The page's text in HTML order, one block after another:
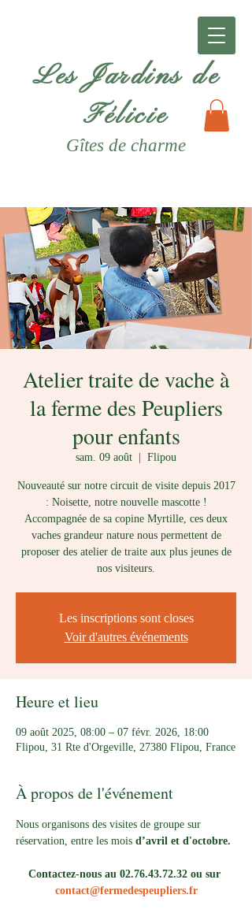
Les Jardins de
Félicie
Gîtes de charme
Atelier traite de vache à
la ferme des Peupliers
pour enfants
sam. 09 août Flipou
Nouveauté sur notre circuit de visite depuis 2017
: Noisette, notre nouvelle mascotte !
Accompagnée de sa copine Myrtille, ces deux
vaches grandeur nature nous permettent de
proposer des atelier de traite aux plus jeunes de
nos visiteurs.
Les inscriptions sont closes
Voir d'autres événements
Heure et lieu
09 août 2025, 08:00 – 07 févr. 2026, 18:00
Flipou, 31 Rte d'Orgeville, 27380 Flipou, France
À propos de l'événement
Nous organisons des visites de groupe sur
réservation, entre les mois d’avril et d'octobre.
Contactez-nous au 02.76.43.72.32 ou sur
contact@fermedespeupliers.fr